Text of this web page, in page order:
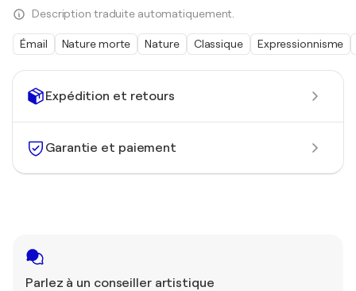
Expédition et retours
Garantie et paiement
Parlez à un conseiller artistique
Description traduite automatiquement.
Émail Nature morte Nature Classique Expressionnisme